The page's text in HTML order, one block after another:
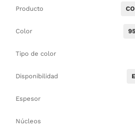
Producto
Color
Tipo de color
Disponibilidad
Espesor
Núcleos